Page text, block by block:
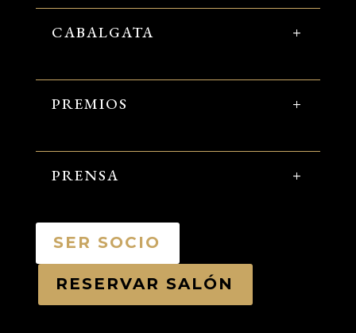
CABALGATA
PREMIOS
PRENSA
SER SOCIO
RESERVAR SALÓN